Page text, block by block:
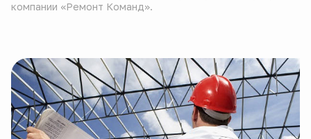
компании «Ремонт Команд».